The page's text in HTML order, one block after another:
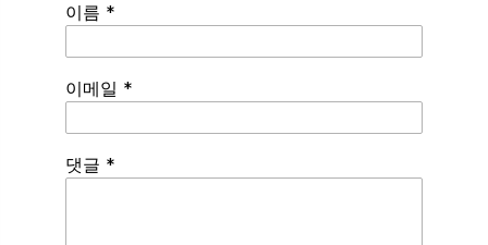
이름 *
이메일 *
Spamming
댓글 *